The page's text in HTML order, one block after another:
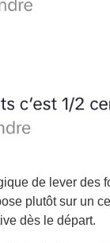
de lever des
plutôt sur un
dès le départ.